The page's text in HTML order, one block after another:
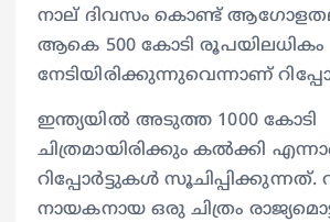
നാല് ദിവസം കൊണ്ട്
ആകെ 500 കോടി രൂപയിലധികം
നേടിയിരിക്കുന്നുവെന്നാണ്
ഇന്ത്യയില്‍ അടുത്ത 1000 കോടി
ചിത്രമായിരിക്കും കല്‍ക്കി
റിപ്പോര്‍ട്ടുകള്‍ സൂചിപ്പിക്കുന്നത്.
നായകനായ ഒരു ചിത്രം